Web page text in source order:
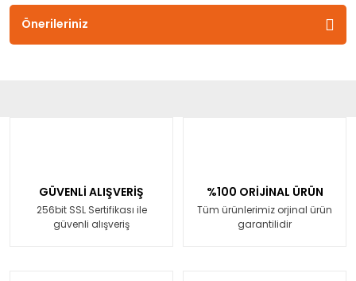
Önerileriniz
GÜVENLİ ALIŞVERİŞ
256bit SSL Sertifikası ile
güvenli alışveriş
%100 ORİJİNAL ÜRÜN
Tüm ürünlerimiz orjinal ürün
garantilidir